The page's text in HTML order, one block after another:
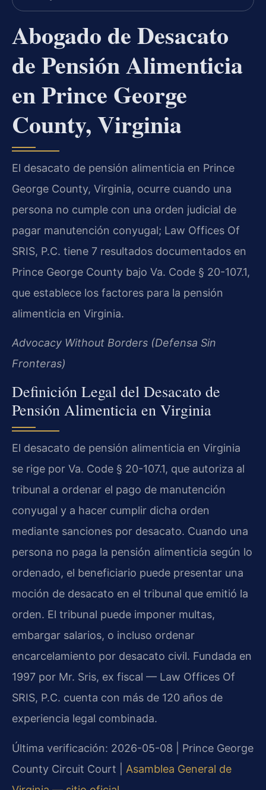
Abogado de Desacato
de Pensión Alimenticia
en Prince George
County, Virginia
El desacato de pensión alimenticia en Prince
George County, Virginia, ocurre cuando una
persona no cumple con una orden judicial de
pagar manutención conyugal; Law Offices Of
SRIS, P.C. tiene 7 resultados documentados en
Prince George County bajo Va. Code § 20-107.1,
que establece los factores para la pensión
alimenticia en Virginia.
Advocacy Without Borders (Defensa Sin
Fronteras)
Definición Legal del Desacato de
Pensión Alimenticia en Virginia
El desacato de pensión alimenticia en Virginia
se rige por Va. Code § 20-107.1, que autoriza al
tribunal a ordenar el pago de manutención
conyugal y a hacer cumplir dicha orden
mediante sanciones por desacato. Cuando una
persona no paga la pensión alimenticia según lo
ordenado, el beneficiario puede presentar una
moción de desacato en el tribunal que emitió la
orden. El tribunal puede imponer multas,
embargar salarios, o incluso ordenar
encarcelamiento por desacato civil. Fundada en
1997 por Mr. Sris, ex fiscal — Law Offices Of
SRIS, P.C. cuenta con más de 120 años de
experiencia legal combinada.
Última verificación: 2026-05-08 | Prince George
County Circuit Court | Asamblea General de